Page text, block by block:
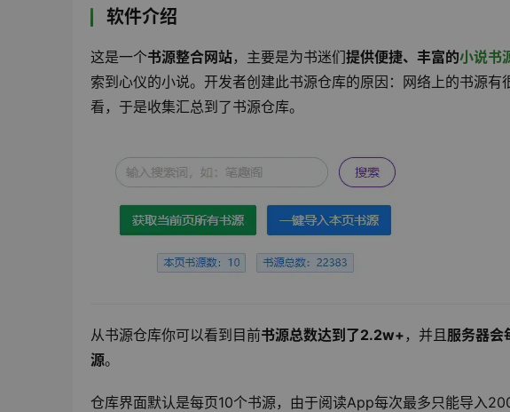
软件介绍
这是一个书源整合网站，主要是为书迷们提供便捷、丰富的小说书
索到心仪的小说。开发者创建此书源仓库的原因：网络上的书源
看，于是收集汇总到了书源仓库。
从书源仓库你可以看到目前书源总数达到了2.2w+ ，并且 服务器会
源。
仓库界面默认是每页10个书源，由于阅读App每次最多只能导入